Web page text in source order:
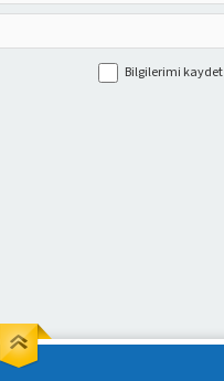
Bilgilerimi kaydet